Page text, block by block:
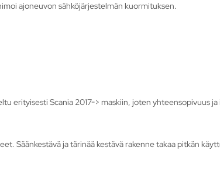
ajoneuvon sähköjärjestelmän kuormituksen.
erityisesti Scania 2017-> maskiin, joten yhteensopivuus
Säänkestävä ja tärinää kestävä rakenne takaa pitkän